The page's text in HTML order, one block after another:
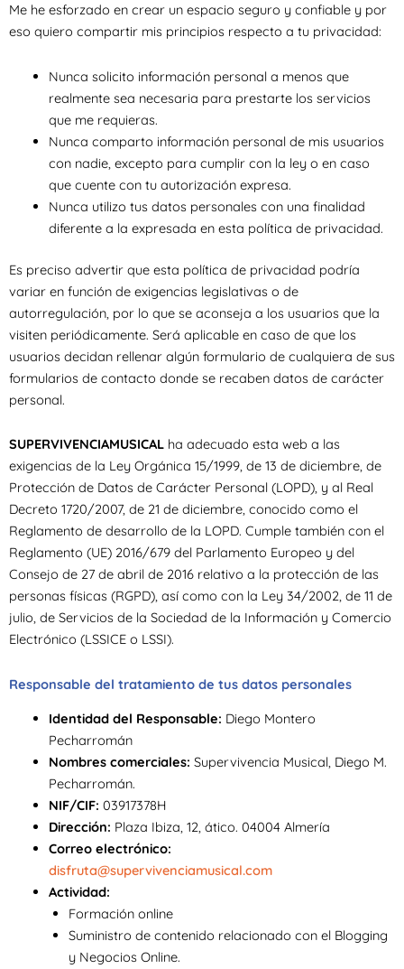
Me he esforzado en crear un espacio seguro y confiable y por
eso quiero compartir mis principios respecto a tu privacidad:
Nunca solicito información personal a menos que
realmente sea necesaria para prestarte los servicios
que me requieras.
Nunca comparto información personal de mis usuarios
con nadie, excepto para cumplir con la ley o en caso
que cuente con tu autorización expresa.
Nunca utilizo tus datos personales con una finalidad
diferente a la expresada en esta política de privacidad.
Es preciso advertir que esta política de privacidad podría
variar en función de exigencias legislativas o de
autorregulación, por lo que se aconseja a los usuarios que la
visiten periódicamente. Será aplicable en caso de que los
usuarios decidan rellenar algún formulario de cualquiera de sus
formularios de contacto donde se recaben datos de carácter
personal.
SUPERVIVENCIAMUSICAL ha adecuado esta web a las
exigencias de la Ley Orgánica 15/1999, de 13 de diciembre, de
Protección de Datos de Carácter Personal (LOPD), y al Real
Decreto 1720/2007, de 21 de diciembre, conocido como el
Reglamento de desarrollo de la LOPD. Cumple también con el
Reglamento (UE) 2016/679 del Parlamento Europeo y del
Consejo de 27 de abril de 2016 relativo a la protección de las
personas físicas (RGPD), así como con la Ley 34/2002, de 11 de
julio, de Servicios de la Sociedad de la Información y Comercio
Electrónico (LSSICE o LSSI).
Responsable del tratamiento de tus datos personales
Identidad del Responsable: Diego Montero
Pecharromán
Nombres comerciales: Supervivencia Musical, Diego M.
Pecharromán.
NIF/CIF: 03917378H
Dirección: Plaza Ibiza, 12, ático. 04004 Almería
Correo electrónico:
disfruta@supervivenciamusical.com
Actividad:
Formación online
Suministro de contenido relacionado con el Blogging
y Negocios Online.